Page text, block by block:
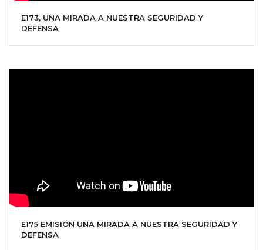
E173, UNA MIRADA A NUESTRA SEGURIDAD Y
DEFENSA
E175 EMISIÓN UNA MIRADA A NUESTRA SEGURIDAD Y
DEFENSA